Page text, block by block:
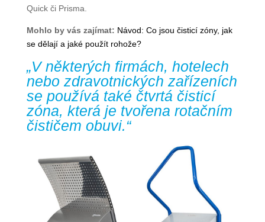
Quick či Prisma.
Mohlo by vás zajímat: Návod: Co jsou čisticí zóny, jak
se dělají a jaké použít rohože?
„V některých firmách, hotelech
nebo zdravotnických zařízeních
se používá také čtvrtá čisticí
zóna, která je tvořena rotačním
čističem obuvi.“